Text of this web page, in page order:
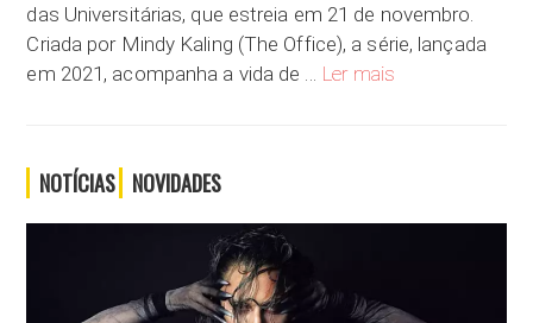
das Universitárias, que estreia em 21 de novembro.
Criada por Mindy Kaling (The Office), a série, lançada
em 2021, acompanha a vida de … Ler mais
NOTÍCIAS NOVIDADES